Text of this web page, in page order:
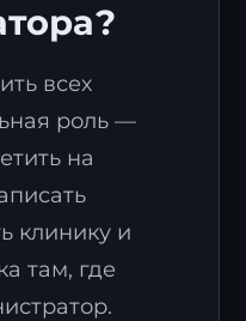
всех
роль —
на
клинику и
там, где